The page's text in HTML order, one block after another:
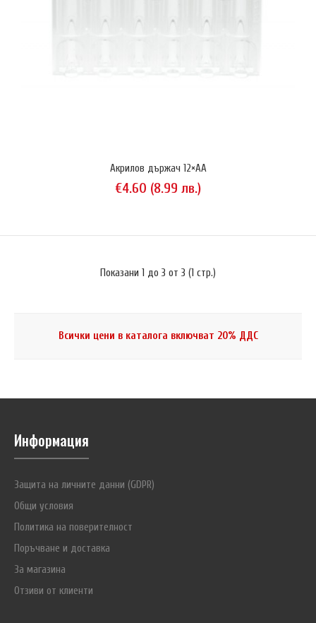
Акрилов държач Storacell (Powerex) за 8 батерии/акумулатори
€4.60 (8.99 лв.)
размер AA (R6). Организира ги по удобен начин и ги предпазва от
Акрилов държач 12×AA
€4.60 (8.99 лв.)
Показани 1 до 3 от 3 (1 стр.)
Всички цени в каталога включват 20% ДДС
Информация
Защита на личните данни (GDPR)
Общи условия
Политика на поверителност
Поръчване и доставка
За магазина
Отзиви от клиенти